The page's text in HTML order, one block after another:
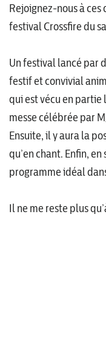
Rejoignez-nous à
festival Crossfire du
Un festival lancé par
festif et convivial
qui est vécu en partie
messe célébrée par
Ensuite, il y aura la
qu’en chant. Enfin,
programme idéal
Il ne me reste plus